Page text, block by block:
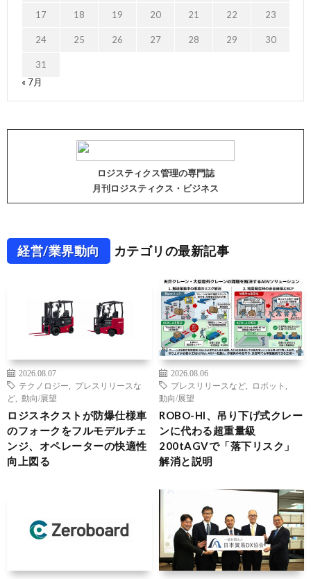
17 18 19 20 21 22 23
24 25 26 27 28 29 30
31
« 7月
ロジスティクス管理の専門誌
月刊ロジスティクス・ビジネス
経営/業界動向 カテゴリの最新記事
2026.08.07
テクノロジー
プレスリリースな
ど
動向/展望
ロジスネクストが防爆仕様車
のフォークをフルモデルチェ
ンジ、オペレーターの快適性
向上図る
2026.08.06
プレスリリースなど
ロボット
動向/展望
ROBO-HI、吊り下げ式クレー
ンに代わる超重量級
200tAGVで「落下リスク」
解消と説明